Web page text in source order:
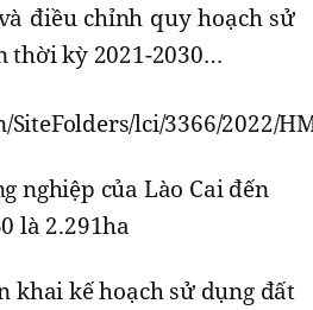
điều chỉnh quy hoạch sử
thời kỳ 2021-2030…
nghiệp của Lào Cai đến
là 2.291ha
khai kế hoạch sử dụng đất